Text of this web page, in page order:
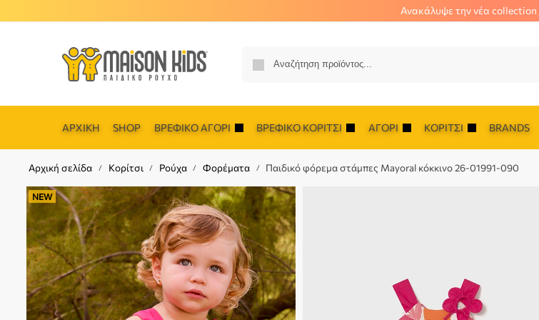
Ανακάλυψε την νέα collection
ΑΡΧΙΚΉ SHOP ΒΡΕΦΙΚΌ ΑΓΌΡΙ ΒΡΕΦΙΚΌ ΚΟΡΊΤΣΙ ΑΓΌΡΙ ΚΟΡΊΤΣΙ BRANDS
Αρχική σελίδα / Κορίτσι / Ρούχα / Φορέματα / Παιδικό φόρεμα στάμπες Mayoral κόκκινο 26-01991-090
NEW